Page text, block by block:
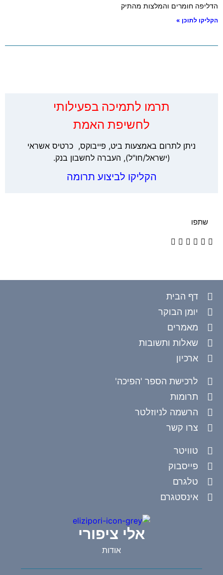
הדליפה חומרים והמלצות מהתיק
הקליקו לתוכן »
‏תרמו לתמיכה בפעילותי
לחשיפת האמת
ניתן לתרום באמצעות ביט, פייבוקס, כרטיס אשראי
(ישראל/חו"ל), העברה לחשבון בנק.
הקליקו לביצוע תרומה
שתפו
דף הבית
יומן הבוקר
מאמרים
שאלות ותשובות
ארכיון
לרכישת הספר 'הפיכה'
תרומות
הרשמה לניוזלטר
צרו קשר
טוויטר
פייסבוק
טלגרם
אינסטגרם
אלי ציפורי
אודות